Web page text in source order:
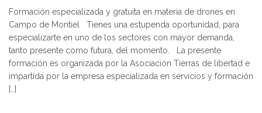
Formación especializada y gratuita en materia de drones en
Campo de Montiel Tienes una estupenda oportunidad, para
especializarte en uno de los sectores con mayor demanda,
tanto presente como futura, del momento. La presente
formación es organizada por la Asociación Tierras de libertad e
impartida por la empresa especializada en servicios y formación
[…]